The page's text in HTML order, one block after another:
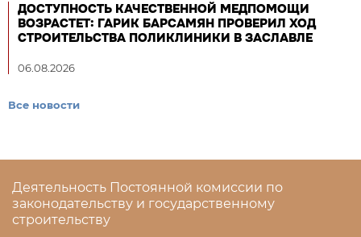
ДОСТУПНОСТЬ КАЧЕСТВЕННОЙ МЕДПОМОЩИ
ВОЗРАСТЕТ: ГАРИК БАРСАМЯН ПРОВЕРИЛ ХОД
СТРОИТЕЛЬСТВА ПОЛИКЛИНИКИ В ЗАСЛАВЛЕ
06.08.2026
Все новости
Деятельность Постоянной комиссии по
законодательству и государственному
строительству